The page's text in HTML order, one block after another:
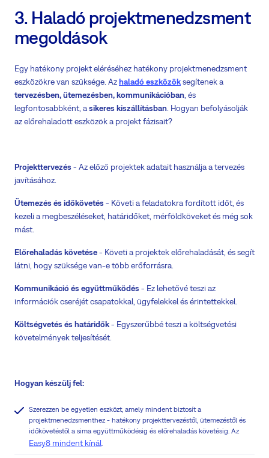
3. Haladó projektmenedzsment
megoldások
Egy hatékony projekt eléréséhez hatékony projektmenedzsment
eszközökre van szüksége. Azhaladó eszközöksegítenek a
tervezésben, ütemezésben, kommunikációban, és
legfontosabbként, asikeres kiszállításban. Hogyan befolyásolják
az előrehaladott eszközök a projekt fázisait?
Projekttervezés - Az előző projektek adatait használja a tervezés
javításához.
Ütemezés és időkövetés - Követi a feladatokra fordított időt, és
kezeli a megbeszéléseket, határidőket, mérföldköveket és még sok
mást.
Előrehaladás követése- Követi a projektek előrehaladását, és segít
látni, hogy szüksége van-e több erőforrásra.
Kommunikáció és együttműködés - Ez lehetővé teszi az
információk cseréjét csapatokkal, ügyfelekkel és érintettekkel.
Költségvetés és határidők- Egyszerűbbé teszi a költségvetési
követelmények teljesítését.
Hogyan készülj fel:
Szerezzen be egyetlen eszközt, amely mindent biztosít a
projektmenedzsmenthez - hatékony projekttervezéstől, ütemezéstől és
időkövetéstől a sima együttműködésig és előrehaladás követésig. Az
Easy8 mindent kínál.